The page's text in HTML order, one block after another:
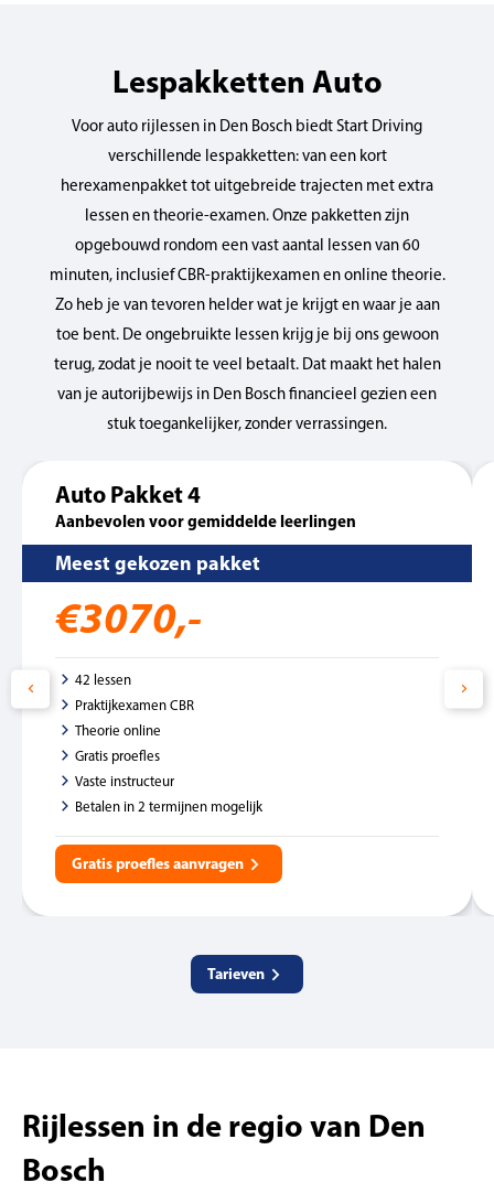
Lespakketten Auto
Voor auto rijlessen in Den Bosch biedt Start Driving
verschillende lespakketten: van een kort
herexamenpakket tot uitgebreide trajecten met extra
lessen en theorie-examen. Onze pakketten zijn
opgebouwd rondom een vast aantal lessen van 60
minuten, inclusief CBR-praktijkexamen en online theorie.
Zo heb je van tevoren helder wat je krijgt en waar je aan
toe bent. De ongebruikte lessen krijg je bij ons gewoon
terug, zodat je nooit te veel betaalt. Dat maakt het halen
van je autorijbewijs in Den Bosch financieel gezien een
stuk toegankelijker, zonder verrassingen.
Auto Pakket 4
Aanbevolen voor gemiddelde leerlingen
Meest gekozen pakket
€3070,-
42 lessen
Praktijkexamen CBR
Theorie online
Gratis proefles
Vaste instructeur
Betalen in 2 termijnen mogelijk
Gratis proefles aanvragen
Tarieven
Rijlessen in de regio van Den
Bosch